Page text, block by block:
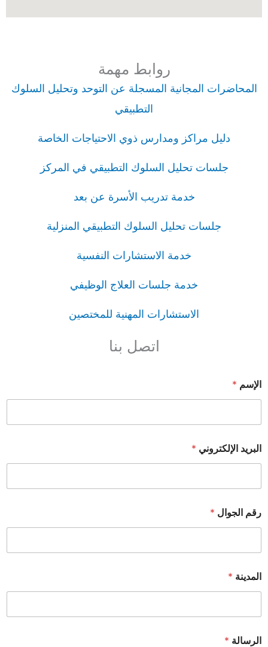
روابط مهمة
المحاضرات المجانية المسجلة عن التوحد وتحليل السلوك
التطبيقي
دليل مراكز ومدارس ذوي الاحتياجات الخاصة
جلسات تحليل السلوك التطبيقي في المركز
خدمة تدريب الأسرة عن بعد
جلسات تحليل السلوك التطبيقي المنزلية
خدمة الاستشارات النفسية
خدمة جلسات العلاج الوظيفي
الاستشارات المهنية للمختصين
اتصل بنا
الإسم *
البريد الإلكتروني *
رقم الجوال *
المدينة *
الرسالة *